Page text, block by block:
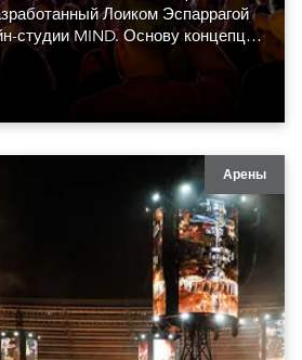
Лоиком Эспаррагой
студии MIND. Основу концепции
Robe GigaPointe.
Арены